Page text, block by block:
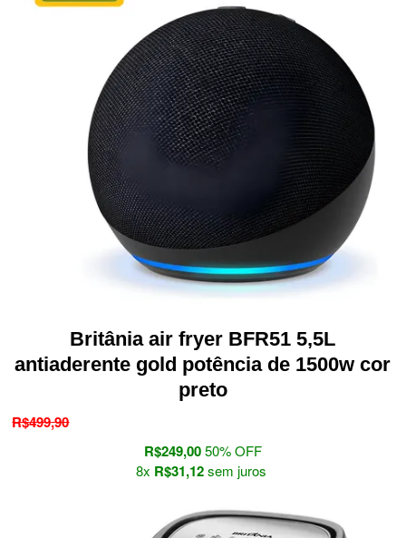
Britânia air fryer BFR51 5,5L
antiaderente gold potência de 1500w cor
preto
R$499,90
R$249,0050% OFF
8x R$31,12sem juros